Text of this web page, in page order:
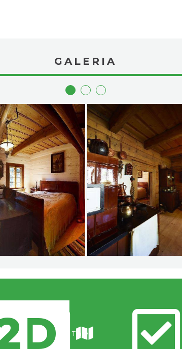
GALERIA
Trasy